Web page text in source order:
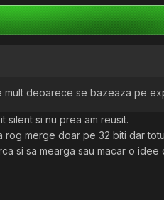
deoarece se bazeaza pe
silent si nu prea am reusit.
merge doar pe 32 biti dar
si sa mearga sau macar o